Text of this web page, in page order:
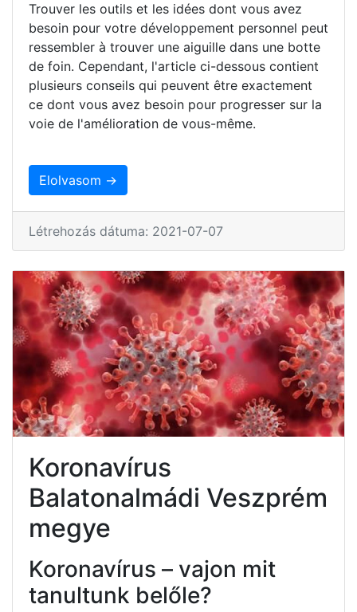
Trouver les outils et les idées dont vous avez
besoin pour votre développement personnel peut
ressembler à trouver une aiguille dans une botte
de foin. Cependant, l'article ci-dessous contient
plusieurs conseils qui peuvent être exactement
ce dont vous avez besoin pour progresser sur la
voie de l'amélioration de vous-même.
Elolvasom →
Létrehozás dátuma: 2021-07-07
Koronavírus
Balatonalmádi Veszprém
megye
Koronavírus – vajon mit
tanultunk belőle?